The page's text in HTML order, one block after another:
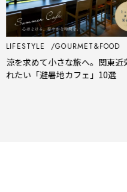
GOURMET&FOOD
めて小さな旅へ。関東近郊で訪
「避暑地カフェ」10選